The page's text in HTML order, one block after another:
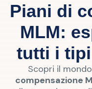
Piani di
MLM:
tutti i tipi
Scopri il
compensazione